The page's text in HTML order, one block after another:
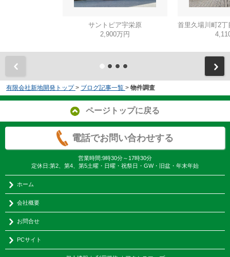
サントピア宇栄原
2,900万円
有限会社新地開発トップ > ブログ記事一覧 > 物件調査
ページトップに戻る
電話でお問い合わせする
営業時間:9時30分～17時30分
定休日:第2、第4、第5土曜・日曜・祝祭日・GW・旧盆・年末年始
ホーム
会社概要
お問合せ
PCサイト